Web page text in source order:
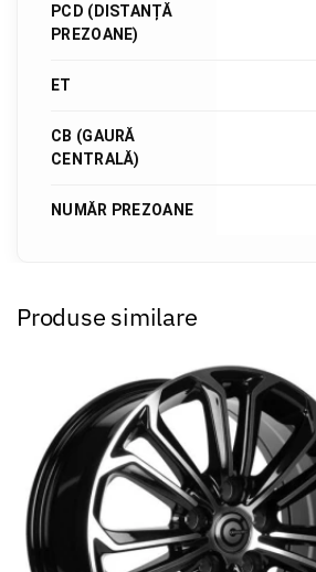
PCD (DISTANȚĂ
PREZOANE)
ET
CB (GAURĂ
CENTRALĂ)
NUMĂR PREZOANE
Produse similare